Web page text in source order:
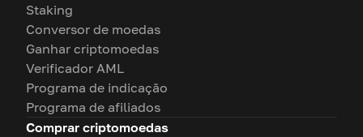
Staking
Conversor de moedas
Ganhar criptomoedas
Verificador AML
Programa de indicação
Programa de afiliados
Comprar criptomoedas